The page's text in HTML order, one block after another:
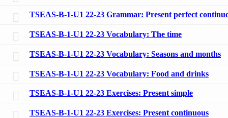
TSEAS-B-1-U1 22-23 Grammar: Present perfect
TSEAS-B-1-U1 22-23 Vocabulary: The time
TSEAS-B-1-U1 22-23 Vocabulary: Seasons and months
TSEAS-B-1-U1 22-23 Vocabulary: Food and drinks
TSEAS-B-1-U1 22-23 Exercises: Present simple
TSEAS-B-1-U1 22-23 Exercises: Present continuous